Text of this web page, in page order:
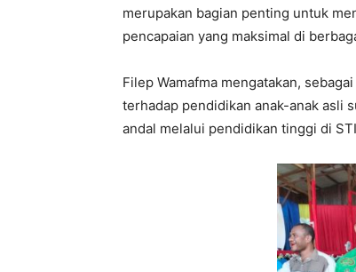
merupakan bagian penting untuk
pencapaian yang maksimal di
Filep Wamafma mengatakan,
terhadap pendidikan anak-anak asli
andal melalui pendidikan tinggi di